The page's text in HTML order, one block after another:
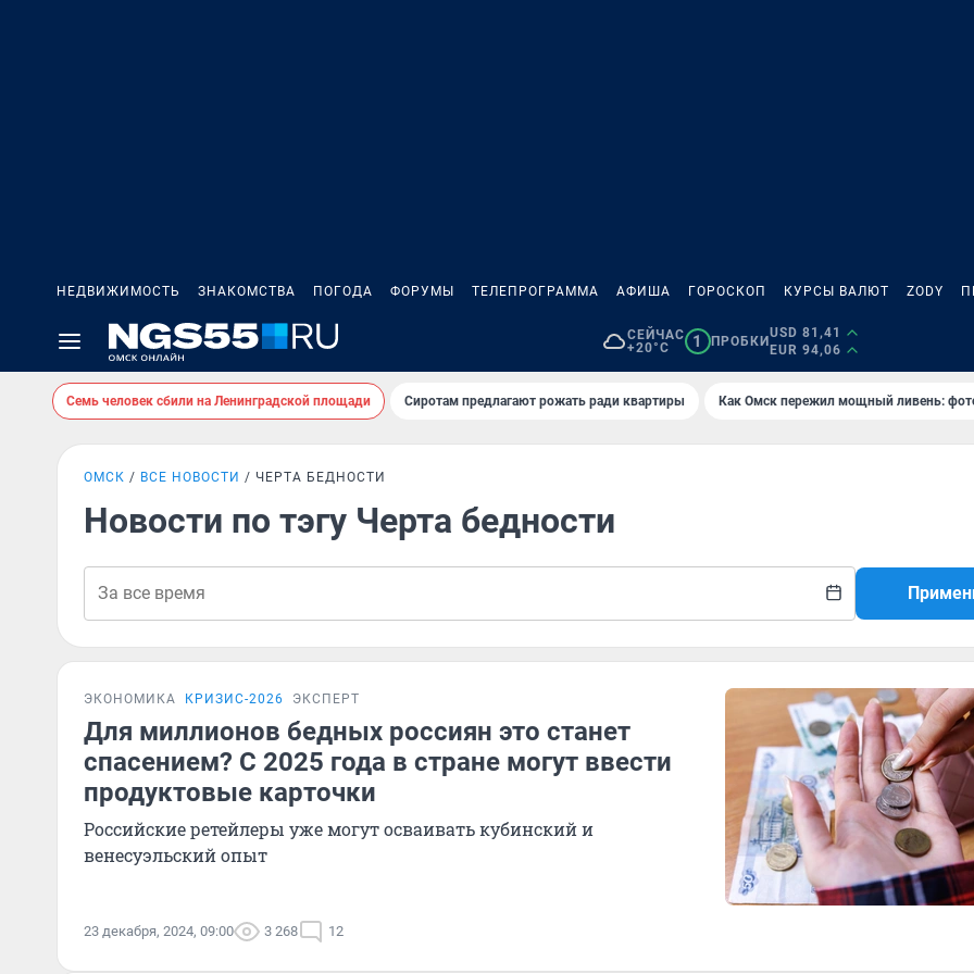
НЕДВИЖИМОСТЬ ЗНАКОМСТВА ПОГОДА ФОРУМЫ ТЕЛЕПРОГРАММА АФИША ГОРОСКОП КУРСЫ ВАЛЮТ ZODY
СЕЙЧАС
+20°C
1 ПРОБКИ
USD 81,41
EUR 94,06
Семь человек сбили на Ленинградской площади Сиротам предлагают рожать ради квартиры Как Омск пережил мощный ливень:
ОМСК ВСЕ НОВОСТИ ЧЕРТА БЕДНОСТИ
Новости по тэгу Черта бедности
ЭКОНОМИКА КРИЗИС-2026 ЭКСПЕРТ
Для миллионов бедных россиян это станет
спасением? С 2025 года в стране могут ввести
продуктовые карточки
Российские ретейлеры уже могут осваивать кубинский и
венесуэльский опыт
23 декабря, 2024, 09:00 3 268 12